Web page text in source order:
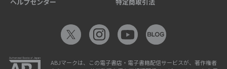
ABJマークは、この電子書店・電子書籍配信サービスが、著作権者